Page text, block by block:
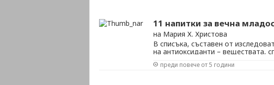
11 напитки за вечна
на Мария Х. Христова
В списъка, съставен от
на антиоксиданти – веществата,
разрушаващото действие на
което забавят стареенето.
преди повече от 5 години